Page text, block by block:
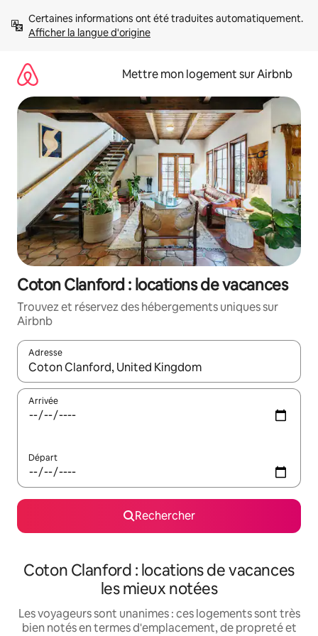
directement
Afficher la langue d'origine
Mettre mon logement sur Airbnb
Coton Clanford : locations de vacances
Trouvez et réservez des hébergements uniques sur
Airbnb
Adresse
Lorsque les résultats s'affichent, utilisez les flèches vers le
Arrivée
Départ
Rechercher
Coton Clanford : locations de vacances
les mieux notées
Les voyageurs sont unanimes : ces logements sont très
bien notés en termes d'emplacement, de propreté et